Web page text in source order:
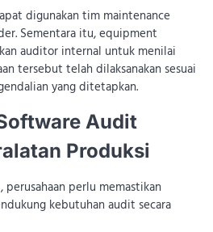
digunakan tim maintenance
Sementara itu, equipment
auditor internal untuk menilai
tersebut telah dilaksanakan sesuai
yang ditetapkan.
Audit
Produksi
perlu memastikan
kebutuhan audit secara